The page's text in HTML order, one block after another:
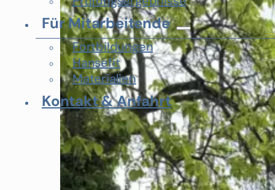
Für Mitarbeitende
Fortbildungen
Hansefit
Materialien
Kontakt & Anfahrt